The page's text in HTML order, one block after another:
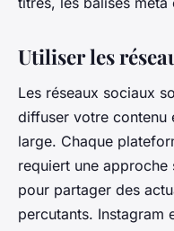
Utiliser les
Les réseaux sociaux
diffuser votre contenu
large. Chaque
requiert une
pour partager des
percutants. Instagram